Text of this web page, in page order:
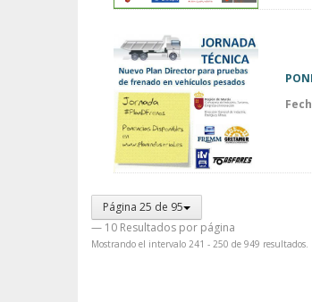
Página 25 de 95
— 10 Resultados por página
Mostrando el intervalo 241 - 250 de 949 resultados.